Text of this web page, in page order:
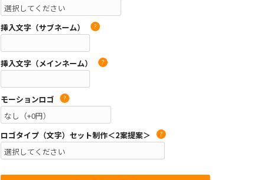
挿入文字（サブネーム） ?
挿入文字（メインネーム） ?
モーションロゴ ?
ロゴタイプ（文字）セット制作＜2案提案＞ ?